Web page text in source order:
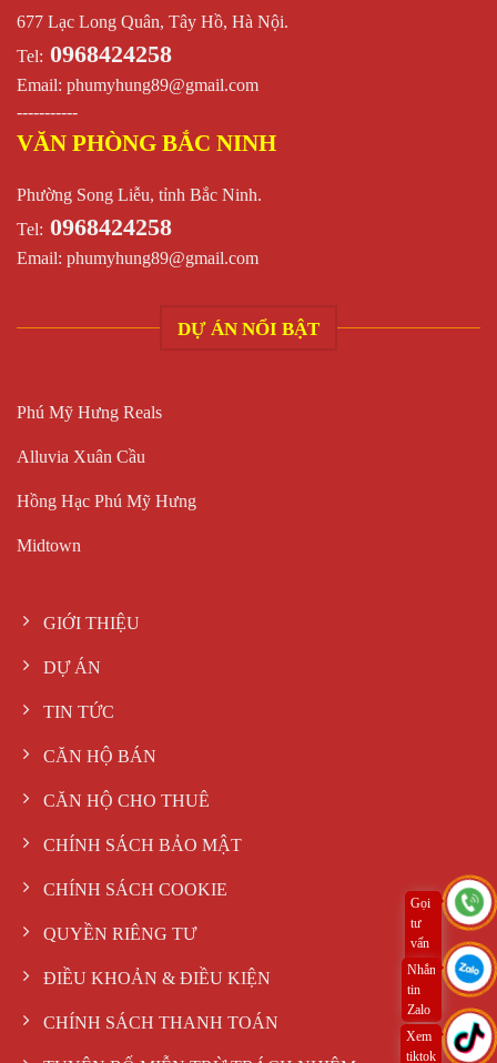
677 Lạc Long Quân, Tây Hồ, Hà Nội.
Tel: 0968424258
Email: phumyhung89@gmail.com
-----------
VĂN PHÒNG BẮC NINH
Phường Song Liễu, tỉnh Bắc Ninh.
Tel: 0968424258
Email: phumyhung89@gmail.com
DỰ ÁN NỔI BẬT
Phú Mỹ Hưng Reals
Alluvia Xuân Cầu
Hồng Hạc Phú Mỹ Hưng
Midtown
GIỚI THIỆU
DỰ ÁN
TIN TỨC
CĂN HỘ BÁN
CĂN HỘ CHO THUÊ
CHÍNH SÁCH BẢO MẬT
CHÍNH SÁCH COOKIE
QUYỀN RIÊNG TƯ
ĐIỀU KHOẢN & ĐIỀU KIỆN
CHÍNH SÁCH THANH TOÁN
Gọi
tư
vấn
ngay
Nhắn
tin
Zalo
Xem
tiktok